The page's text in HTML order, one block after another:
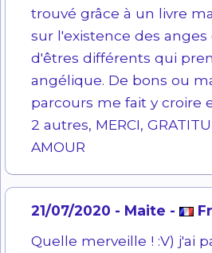
trouvé grâce à un livre
sur l'existence des
d'êtres différents qui
angélique. De bons ou
parcours me fait y croire
2 autres, MERCI,
AMOUR
21/07/2020 - Maite -
Quelle merveille ! :V) j'ai